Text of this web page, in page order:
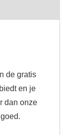
de gratis
en je
dan onze